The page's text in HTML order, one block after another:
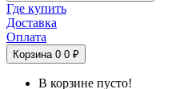
Где купить
Доставка
Оплата
Корзина 0 0 ₽
В корзине пусто!